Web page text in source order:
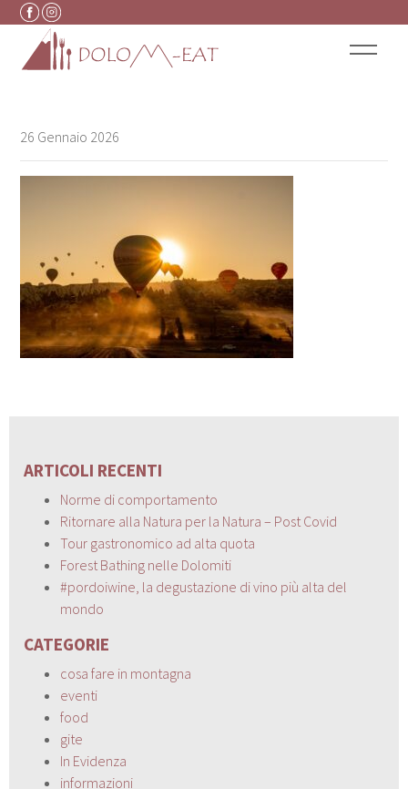
Vai al contenuto
26 Gennaio 2026
ARTICOLI RECENTI
Norme di comportamento
Ritornare alla Natura per la Natura – Post Covid
Tour gastronomico ad alta quota
Forest Bathing nelle Dolomiti
#pordoiwine, la degustazione di vino più alta del
mondo
CATEGORIE
cosa fare in montagna
eventi
food
gite
In Evidenza
informazioni